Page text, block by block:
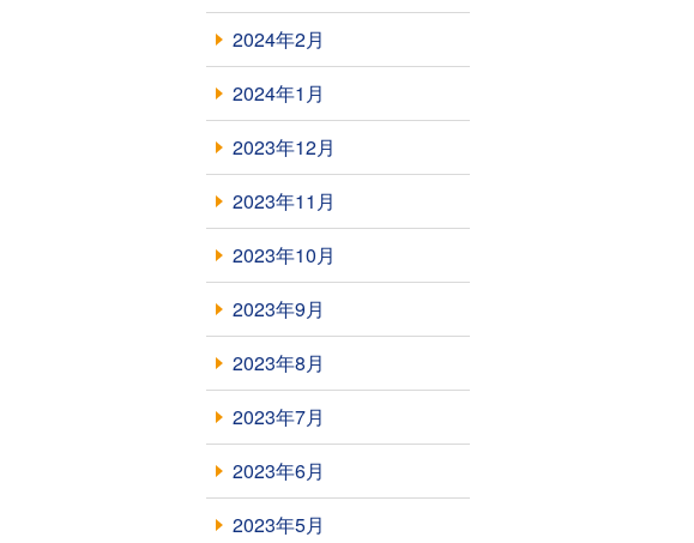
2024年2月
2024年1月
2023年12月
2023年11月
2023年10月
2023年9月
2023年8月
2023年7月
2023年6月
2023年5月